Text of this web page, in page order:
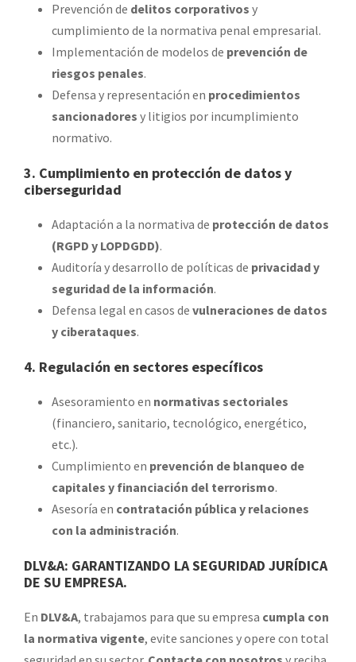
Prevención de delitos corporativos y
cumplimiento de la normativa penal empresarial.
Implementación de modelos de prevención de
riesgos penales.
Defensa y representación en procedimientos
sancionadores y litigios por incumplimiento
normativo.
3. Cumplimiento en protección de datos y
ciberseguridad
Adaptación a la normativa de protección de datos
(RGPD y LOPDGDD).
Auditoría y desarrollo de políticas de privacidad y
seguridad de la información.
Defensa legal en casos de vulneraciones de datos
y ciberataques.
4. Regulación en sectores específicos
Asesoramiento en normativas sectoriales
(financiero, sanitario, tecnológico, energético,
etc.).
Cumplimiento en prevención de blanqueo de
capitales y financiación del terrorismo.
Asesoría en contratación pública y relaciones
con la administración.
DLV&A: GARANTIZANDO LA SEGURIDAD JURÍDICA
DE SU EMPRESA.
En DLV&A, trabajamos para que su empresa cumpla con
la normativa vigente, evite sanciones y opere con total